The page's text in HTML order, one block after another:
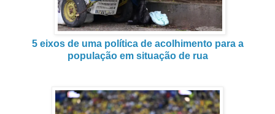
5 eixos de uma política de acolhimento para a
população em situação de rua